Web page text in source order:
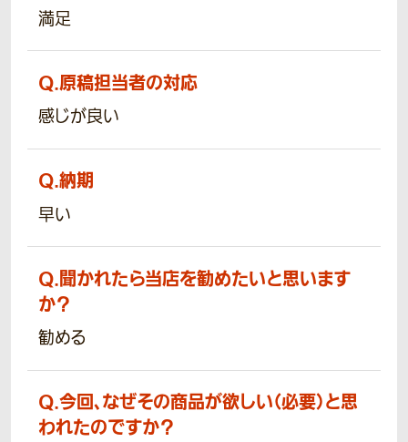
満足
Q.原稿担当者の対応
感じが良い
Q.納期
早い
Q.聞かれたら当店を勧めたいと思います
か？
勧める
Q.今回、なぜその商品が欲しい（必要）と思
われたのですか？